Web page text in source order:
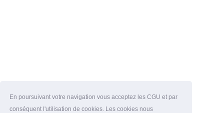
En poursuivant votre navigation vous acceptez les CGU et par
conséquent l'utilisation de cookies. Les cookies nous